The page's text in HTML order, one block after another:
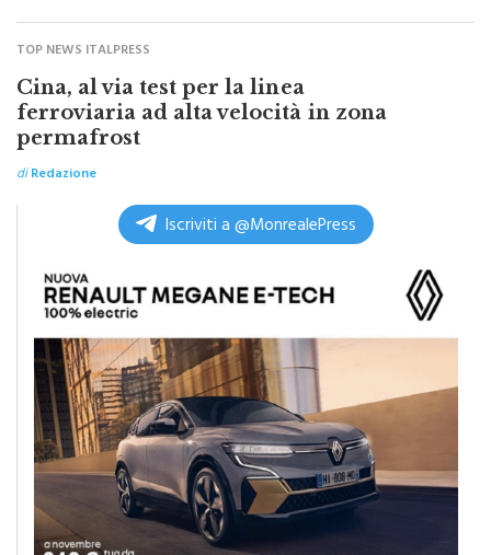
diRedazione
TOP NEWS ITALPRESS
Cina, al via test per la linea
ferroviaria ad alta velocità in zona
permafrost
di